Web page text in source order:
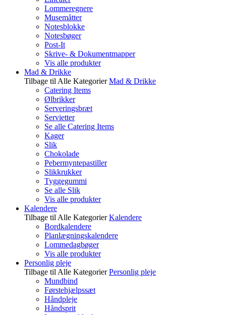
Lommeregnere
Musemåtter
Notesblokke
Notesbøger
Post-It
Skrive- & Dokumentmapper
Vis alle produkter
Mad & Drikke
Tilbage til Alle Kategorier Mad & Drikke
Catering Items
Ølbrikker
Serveringsbræt
Servietter
Se alle Catering Items
Kager
Slik
Chokolade
Pebermyntepastiller
Slikkrukker
Tyggegummi
Se alle Slik
Vis alle produkter
Kalendere
Tilbage til Alle Kategorier Kalendere
Bordkalendere
Planlægningskalendere
Lommedagbøger
Vis alle produkter
Personlig pleje
Tilbage til Alle Kategorier Personlig pleje
Mundbind
Førstehjælpssæt
Håndpleje
Håndsprit